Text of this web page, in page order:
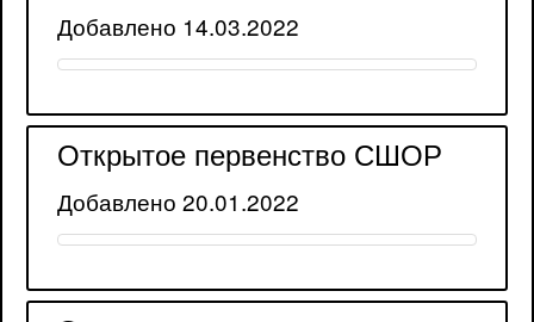
Добавлено 14.03.2022
Открытое первенство СШОР
Добавлено 20.01.2022